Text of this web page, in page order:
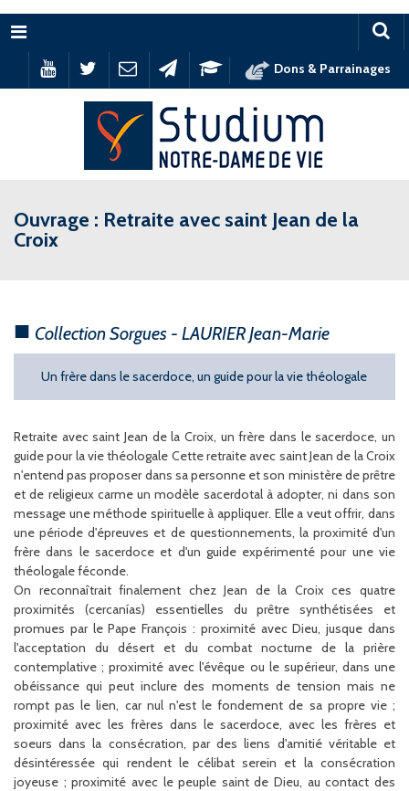
Menu
Dons & Parrainages
Ouvrage : Retraite avec saint Jean de la
Croix
Collection Sorgues - LAURIER Jean-Marie
Un frère dans le sacerdoce, un guide pour la vie théologale
Retraite avec saint Jean de la Croix, un frère dans le sacerdoce, un
guide pour la vie théologale Cette retraite avec saint Jean de la Croix
n'entend pas proposer dans sa personne et son ministère de prêtre
et de religieux carme un modèle sacerdotal à adopter, ni dans son
message une méthode spirituelle à appliquer. Elle a veut offrir, dans
une période d'épreuves et de questionnements, la proximité d'un
frère dans le sacerdoce et d'un guide expérimenté pour une vie
théologale féconde.
On reconnaîtrait finalement chez Jean de la Croix ces quatre
proximités (cercanías) essentielles du prêtre synthétisées et
promues par le Pape François : proximité avec Dieu, jusque dans
l'acceptation du désert et du combat nocturne de la prière
contemplative ; proximité avec l'évêque ou le supérieur, dans une
obéissance qui peut inclure des moments de tension mais ne
rompt pas le lien, car nul n'est le fondement de sa propre vie ;
proximité avec les frères dans le sacerdoce, avec les frères et
soeurs dans la consécration, par des liens d'amitié véritable et
désintéressée qui rendent le célibat serein et la consécration
joyeuse ; proximité avec le peuple saint de Dieu, au contact des